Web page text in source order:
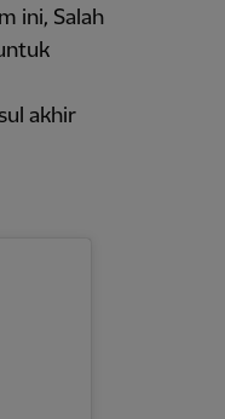
ini, Salah
akhir